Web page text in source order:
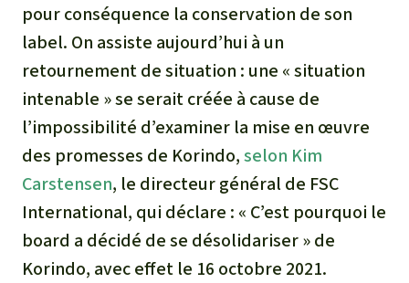
Le ciment et le béton
Les routes
pour conséquence la conservation de son
label. On assiste aujourd’hui à un
retournement de situation : une « situation
intenable » se serait créée à cause de
l’impossibilité d’examiner la mise en œuvre
des promesses de Korindo,selon Kim
Carstensen, le directeur général de FSC
International, qui déclare : « C’est pourquoi le
board a décidé de se désolidariser » de
Korindo, avec effet le 16 octobre 2021.